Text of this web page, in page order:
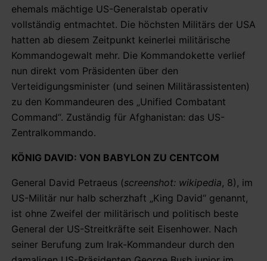
ehemals mächtige US-Generalstab operativ
vollständig entmachtet. Die höchsten Militärs der USA
hatten ab diesem Zeitpunkt keinerlei militärische
Kommandogewalt mehr. Die Kommandokette verlief
nun direkt vom Präsidenten über den
Verteidigungsminister (und seinen Militärassistenten)
zu den Kommandeuren des „Unified Combatant
Command“. Zuständig für Afghanistan: das US-
Zentralkommando.
KÖNIG DAVID: VON BABYLON ZU CENTCOM
General David Petraeus (screenshot: wikipedia, 8), im
US-Militär nur halb scherzhaft „King David“ genannt,
ist ohne Zweifel der militärisch und politisch beste
General der US-Streitkräfte seit Eisenhower. Nach
seiner Berufung zum Irak-Kommandeur durch den